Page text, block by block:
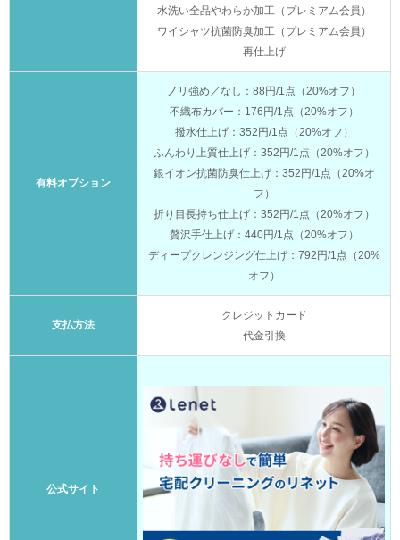
水洗い全品やわらか加工（プレミアム会員）
ワイシャツ抗菌防臭加工（プレミアム会員）
再仕上げ
有料オプション
ノリ強め／なし：88円/1点（20%オフ）
不織布カバー：176円/1点（20%オフ）
撥水仕上げ：352円/1点（20%オフ）
ふんわり上質仕上げ：352円/1点（20%オフ）
銀イオン抗菌防臭仕上げ：352円/1点（20%オ
フ）
折り目長持ち仕上げ：352円/1点（20%オフ）
贅沢手仕上げ：440円/1点（20%オフ）
ディープクレンジング仕上げ：792円/1点（20%
オフ）
支払方法
クレジットカード
代金引換
公式サイト